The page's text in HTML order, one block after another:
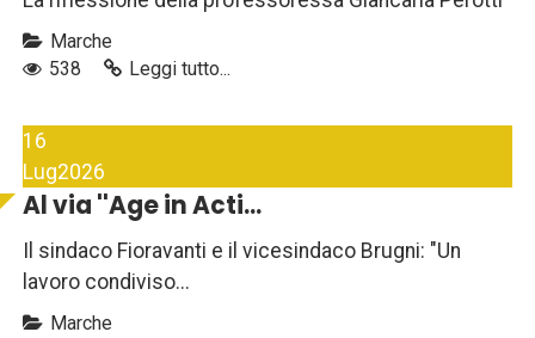
Marche
538
Leggi tutto...
16
Lug2026
Al via ''Age in Acti...
Il sindaco Fioravanti e il vicesindaco Brugni: "Un
lavoro condiviso...
Marche